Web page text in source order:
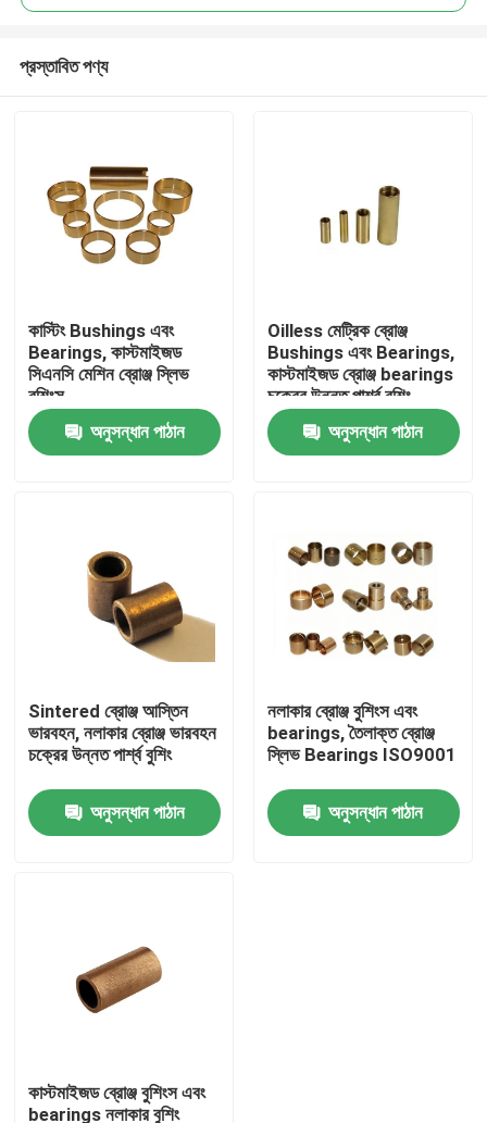
আমাদের সম্পর্কে
মান নিয়ন্ত্রণ
যোগাযোগ করুন
উদ্ধৃতির জন্য আবেদন
ব্রাস পানি মিটার শরীর
প্রস্তাবিত পণ্য
কাস্টিং Bushings এবং
Bearings, কাস্টমাইজড
সিএনসি মেশিন ব্রোঞ্জ স্লিভ
বুশিংস
অনুসন্ধান পাঠান
Oilless মেট্রিক ব্রোঞ্জ
Bushings এবং Bearings,
কাস্টমাইজড ব্রোঞ্জ bearings
চক্রের উন্নত পার্শ্ব বুশিং
অনুসন্ধান পাঠান
Sintered ব্রোঞ্জ আস্তিন
ভারবহন, নলাকার ব্রোঞ্জ ভারবহন
চক্রের উন্নত পার্শ্ব বুশিং
অনুসন্ধান পাঠান
নলাকার ব্রোঞ্জ বুশিংস এবং
bearings, তৈলাক্ত ব্রোঞ্জ
স্লিভ Bearings ISO9001
অনুসন্ধান পাঠান
কাস্টমাইজড ব্রোঞ্জ বুশিংস এবং
bearings নলাকার বুশিং